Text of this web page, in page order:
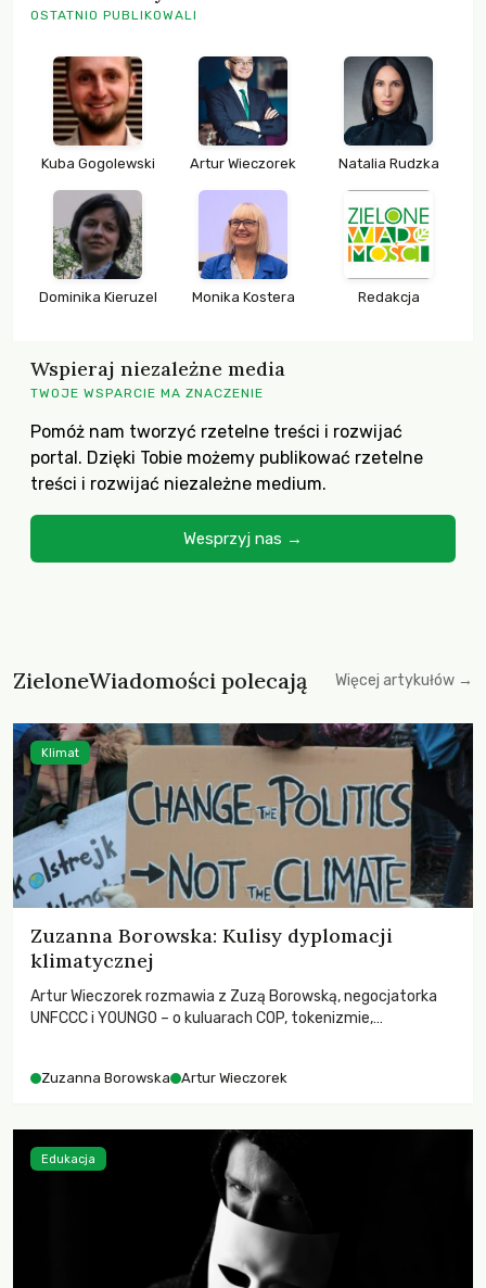
OSTATNIO PUBLIKOWALI
Kuba Gogolewski Artur Wieczorek Natalia Rudzka
Dominika Kieruzel Monika Kostera Redakcja
Wspieraj niezależne media
TWOJE WSPARCIE MA ZNACZENIE
Pomóż nam tworzyć rzetelne treści i rozwijać
portal. Dzięki Tobie możemy publikować rzetelne
treści i rozwijać niezależne medium.
Wesprzyj nas →
ZieloneWiadomości polecają Więcej artykułów →
Zuzanna Borowska: Kulisy dyplomacji
klimatycznej
Artur Wieczorek rozmawia z Zuzą Borowską, negocjatorka
UNFCCC i YOUNGO – o kuluarach COP, tokenizmie,
Zuzanna Borowska Artur Wieczorek
Klimat
Edukacja